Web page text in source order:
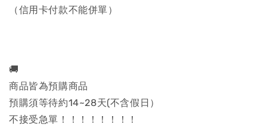
（信用卡付款不能併單）
🚚
商品皆為預購商品
預購須等待約14~28天(不含假日）
不接受急單！！！！！！！！